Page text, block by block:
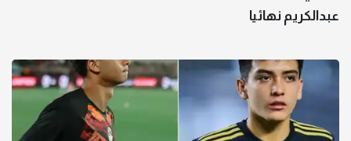
عبدالكريم نهائيا